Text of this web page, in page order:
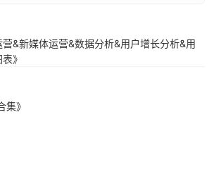
营&新媒体运营&数据分析&用户增长分析&用
》
集》